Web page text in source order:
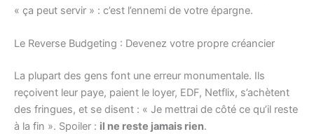
« ça peut servir » : c’est l’ennemi de votre épargne.
Le Reverse Budgeting : Devenez votre propre créancier
La plupart des gens font une erreur monumentale. Ils
reçoivent leur paye, paient le loyer, EDF, Netflix, s’achètent
des fringues, et se disent : « Je mettrai de côté ce qu’il reste
à la fin ». Spoiler : il ne reste jamais rien.